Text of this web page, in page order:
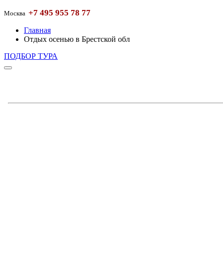
Москва +7 495 955 78 77
Главная
Отдых осенью в Брестской обл
ПОДБОР ТУРА